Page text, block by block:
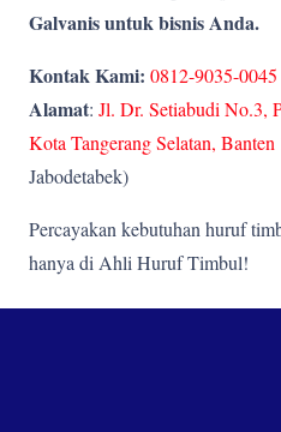
Galvanis untuk bisnis Anda.
Kontak Kami: 0812-9035-0045
Alamat: Jl. Dr. Setiabudi No.3,
Kota Tangerang Selatan, Banten
Jabodetabek)
Percayakan kebutuhan huruf
hanya di Ahli Huruf Timbul!